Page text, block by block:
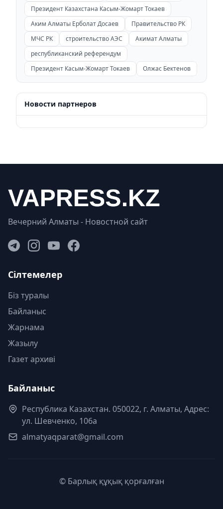
Президент Казахстана Касым-Жомарт Токаев
Аким Алматы Ерболат Досаев
Правительство РК
МЧС РК
строительство АЭС
Акимат Алматы
республиканский референдум
Президент Касым-Жомарт Токаев
Олжас Бектенов
Новости партнеров
Вечерний Алматы - Новостной сайт
Сілтемелер
Біз туралы
Байланыс
Жарнама
Жазылу
Газет архиві
Байланыс
Республика Казахстан. 050022, г. Алматы, Адрес:
ул. Шевченко, 106а
almatyaqparat@gmail.com
© Барлық құқық қорғалған